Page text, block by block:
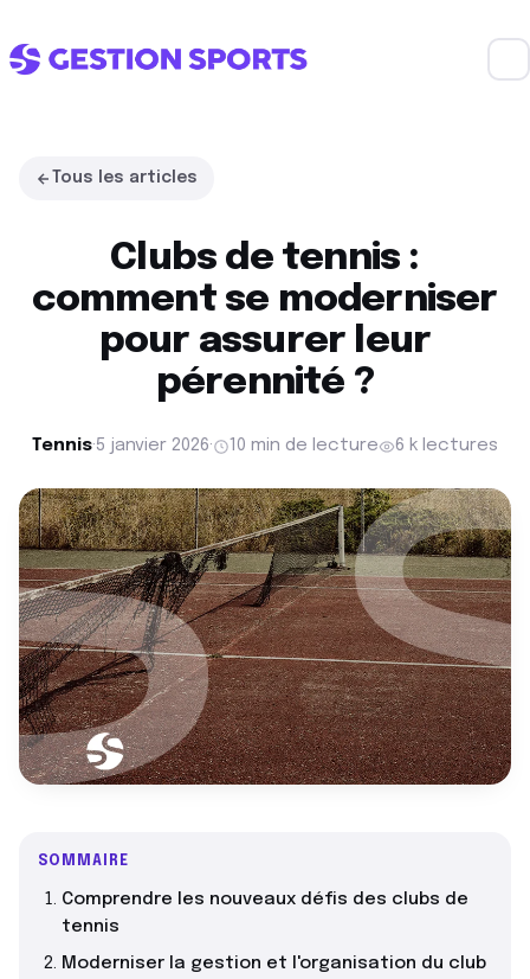
Tous les articles
Clubs de tennis :
comment se moderniser
pour assurer leur
pérennité ?
Tennis·5 janvier 2026· 10 min de lecture 6 k lectures
SOMMAIRE
Comprendre les nouveaux défis des clubs de
tennis
Moderniser la gestion et l'organisation du club